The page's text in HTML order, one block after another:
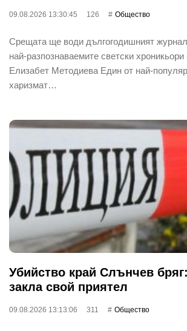
09.08.2026 13:30:45 126 Общество
Срещата ще води дългогодишният
най-разпознаваемите светски
Елизабет Методиева Един от най-
харизмат…
Убийство край Слънчев
закла свой приятел
09.08.2026 13:13:06 311 Общество